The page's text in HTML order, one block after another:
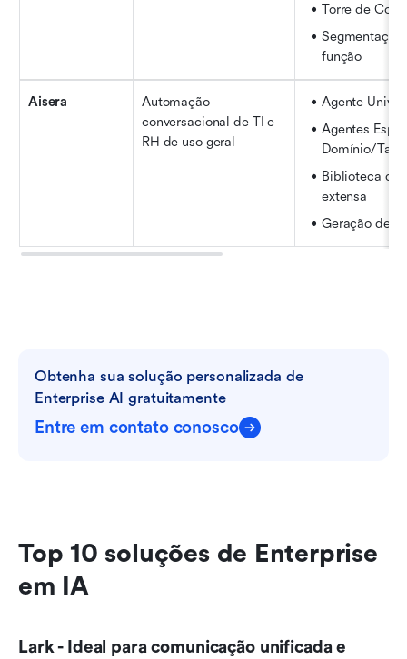
Torre de
função
Aisera
Automação
conversacional de TI e
RH de uso geral
Agente
Agentes
Domínio/
Biblioteca de
extensa
Geração de
Obtenha sua solução personalizada de
Enterprise AI gratuitamente
Entre em contato conosco
Top 10 soluções de Enterprise
em IA
Lark - Ideal para comunicação unificada e